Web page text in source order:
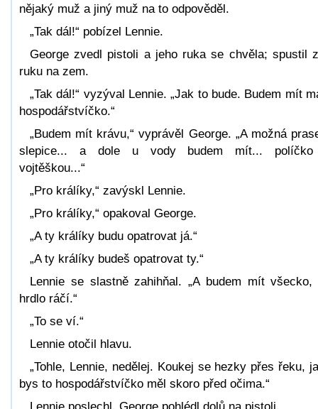
nějaký muž a jiný muž na to odpověděl.
„Tak dál!“ pobízel Lennie.
George zvedl pistoli a jeho ruka se chvěla; spustil
ruku na zem.
„Tak dál!“ vyzýval Lennie. „Jak to bude. Budem mít
hospodářstvíčko.“
„Budem mít krávu,“ vyprávěl George. „A možná
slepice... a dole u vody budem mít...
vojtěškou...“
„Pro králíky,“ zavýskl Lennie.
„Pro králíky,“ opakoval George.
„A ty králíky budu opatrovat já.“
„A ty králíky budeš opatrovat ty.“
Lennie se slastně zahihňal. „A budem mít všecko,
hrdlo ráčí.“
„To se ví.“
Lennie otočil hlavu.
„Tohle, Lennie, nedělej. Koukej se hezky přes řeku,
bys to hospodářstvíčko měl skoro před očima.“
Lennie poslechl. George pohlédl dolů na pistoli.